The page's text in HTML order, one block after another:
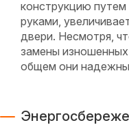
конструкцию путем
руками,
двери. Несмотря,
замены
общем они